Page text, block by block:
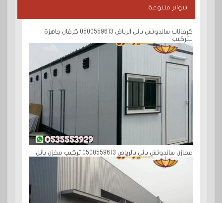
سواتر متنوعة
كرفانات ساندوتش بانل الرياض 0500559613 كرفان جاهزة
للتركيب
مخازن ساندوتش بانل بالرياض 0500559613 تركيب مخزن بانل